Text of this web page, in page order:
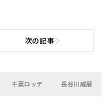
次の記事次の記事へ
千葉ロッテ 長谷川威展